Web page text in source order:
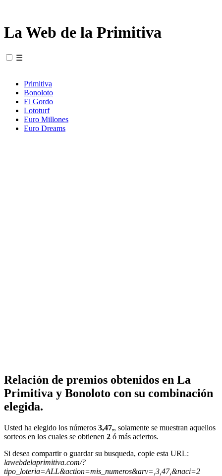
La Web de la Primitiva
☰
Primitiva
Bonoloto
El Gordo
Lototurf
Euro Millones
Euro Dreams
Relación de premios obtenidos en La
Primitiva y Bonoloto con su combinación
elegida.
Usted ha elegido los números 3,47,, solamente se muestran aquellos
sorteos en los cuales se obtienen 2 ó más aciertos.
Si desea compartir o guardar su busqueda, copie esta URL:
lawebdelaprimitiva.com/?
tipo_loteria=ALL&action=mis_numeros&arv=,3,47,&naci=2